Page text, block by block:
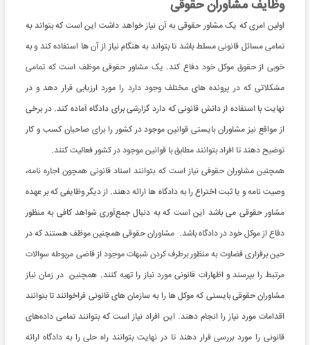
وظایف مشاوران حقوقی
اولین امری که یک مشاور حقوقی به آن نیاز خواهد داشت این است که بتواند به
تمامی مسائل قانونی مسلط باشد تا بتواند به هنگام نیاز از آن ها استفاده کند و به
خوبی از حقوق موکل خود دفاع کند. یک مشاور حقوقی موظف است که تمامی
مشکلاتی که در پرونده های مختلف وجود دارد را مورد ارزیابی قرار دهد و در
نهایت با استفاده از دانش قانونی که دارد گزارشی برای دادگاه آماده کند. در برخی
از مواقع نیز مشاوران بایستی قوانین موجود در کشور را برای صاحبان کسب و کار
توضیح دهند تا افراد بتوانند مطابق با قوانین موجود در کشور فعالیت کنند.
همچنین مشاوران حقوقی نیاز است که بتوانند اسناد قانونی همچون اجاره نامه،
وصیت نامه و یا ثبت اختراع را به دادگاه ها ارائه دهند. از دیگر وظایفی که بر عهده
مشاور حقوقی می باشد این است که به دنبال جمع‌آوری شواهد کافی به منظور
دفاع از موکل خود در دادگاه باشد. مشاوران حقوقی همچنین موظف هستند که در
حین برقراری قضاوت به منظور برطرف کردن شبهات موجود از قاضی مربوطه سوالات
مرتبط را بپرسند و اظهارات قانونی مورد نیاز را تهیه کنند. همچنین در زمان نیاز
مشاوران حقوقی بایستی که موکل ها را به سازمان های قانونی فراخوانند تا بتوانند
اقدامات مورد نیاز را انجام دهند. این افراد نیاز است که بتوانند تمامی داده‌های
قانونی را مورد بررسی قرار دهند تا در نهایت بتوانند راه حلی را به دادگاه ارائه